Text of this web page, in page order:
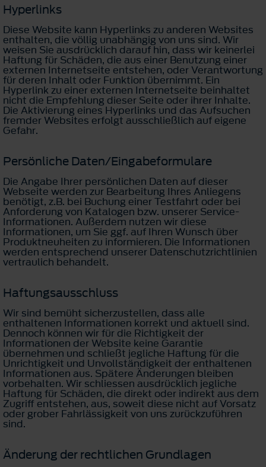
Hyperlinks
Diese Website kann Hyperlinks zu anderen Websites
enthalten, die völlig unabhängig von uns sind. Wir
weisen Sie ausdrücklich darauf hin, dass wir keinerlei
Haftung für Schäden, die aus einer Benutzung einer
externen Internetseite entstehen, oder Verantwortung
für deren Inhalt oder Funktion übernimmt. Ein
Hyperlink zu einer externen Internetseite beinhaltet
nicht die Empfehlung dieser Seite oder ihrer Inhalte.
Die Aktivierung eines Hyperlinks und das Aufsuchen
fremder Websites erfolgt ausschließlich auf eigene
Gefahr.
Persönliche Daten/Eingabeformulare
Die Angabe Ihrer persönlichen Daten auf dieser
Webseite werden zur Bearbeitung Ihres Anliegens
benötigt, z.B. bei Buchung einer Testfahrt oder bei
Anforderung von Katalogen bzw. unserer Service-
Informationen. Außerdem nutzen wir diese
Informationen, um Sie ggf. auf Ihren Wunsch über
Produktneuheiten zu informieren. Die Informationen
werden entsprechend unserer Datenschutzrichtlinien
vertraulich behandelt.
Haftungsausschluss
Wir sind bemüht sicherzustellen, dass alle
enthaltenen Informationen korrekt und aktuell sind.
Dennoch können wir für die Richtigkeit der
Informationen der Website keine Garantie
übernehmen und schließt jegliche Haftung für die
Unrichtigkeit und Unvollständigkeit der enthaltenen
Informationen aus. Spätere Änderungen bleiben
vorbehalten. Wir schliessen ausdrücklich jegliche
Haftung für Schäden, die direkt oder indirekt aus dem
Zugriff entstehen, aus, soweit diese nicht auf Vorsatz
oder grober Fahrlässigkeit von uns zurückzuführen
sind.
Änderung der rechtlichen Grundlagen